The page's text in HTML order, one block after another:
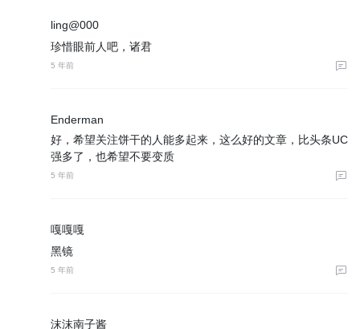
ling@000
珍惜眼前人吧，诸君
5 年前
Enderman
好，希望关注饼干的人能多起来，这么好的文章，比头条UC
强多了，也希望不要变质
5 年前
嘎嘎嘎
黑镜
5 年前
沫沫南子酱